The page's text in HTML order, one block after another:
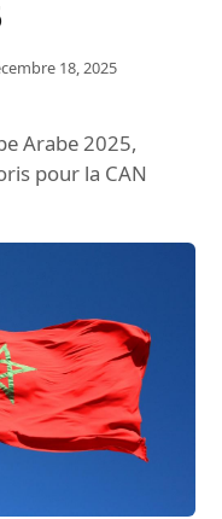
18, 2025
Arabe 2025,
pour la CAN